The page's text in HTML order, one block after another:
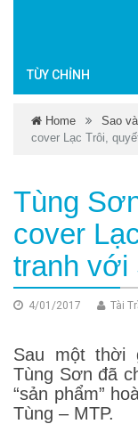
TÙY CHỈNH
Home Sao
cover Lạc Trôi,
Tùng
cover
tranh với
4/01/2017 Tài
Sau một thời
Tùng Sơn đã
“sản phẩm”
Tùng – MTP.